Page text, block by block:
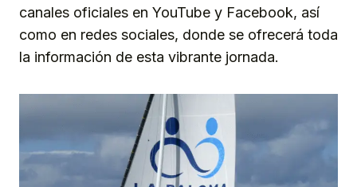
canales oficiales en YouTube y Facebook, así
como en redes sociales, donde se ofrecerá toda
la información de esta vibrante jornada.